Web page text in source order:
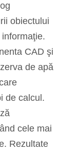
obiectului
CAD şi
de apă
de calcul.
cele mai
Rezultate